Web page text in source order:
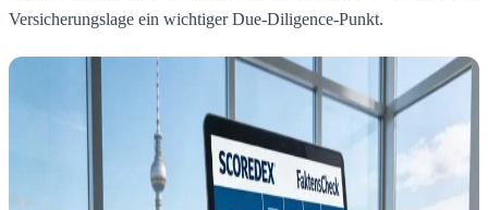
Versicherungslage ein wichtiger Due-Diligence-Punkt.